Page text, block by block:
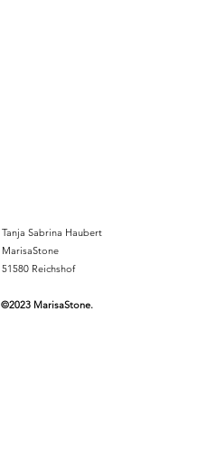
Tanja Sabrina Haubert
MarisaStone
51580 Reichshof
©2023 MarisaStone.